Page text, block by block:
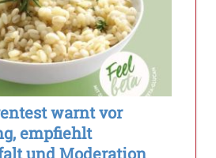
warnt vor
empfiehlt
und Moderation